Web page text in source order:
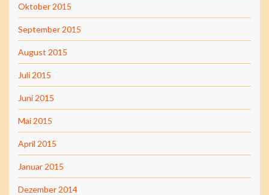
Oktober 2015
September 2015
August 2015
Juli 2015
Juni 2015
Mai 2015
April 2015
Januar 2015
Dezember 2014